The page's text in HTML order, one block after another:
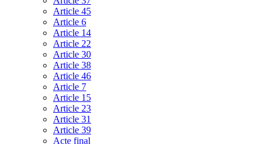
Article 45
Article 6
Article 14
Article 22
Article 30
Article 38
Article 46
Article 7
Article 15
Article 23
Article 31
Article 39
Acte final